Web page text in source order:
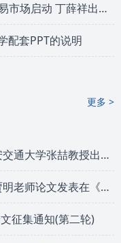
双碳新闻 | 全国温室气体自愿减排交易市场启动 丁薛祥出席启动仪式
配套PPT的说明
更多 >
IHCD新闻 | 祝贺中心王娟老师与西安交通大学张喆教授出版《企业低碳人力...
IHCD新闻 | 祝贺中心田芬博士后、贾明老师论文发表在《中国高等教育》期...
征集通知(第二轮)